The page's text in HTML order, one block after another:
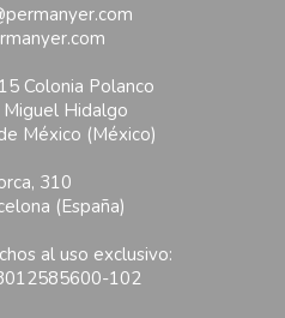
Colonia Polanco
Hidalgo
México (México)
310
(España)
al uso exclusivo:
102